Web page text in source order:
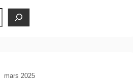
mars 2025